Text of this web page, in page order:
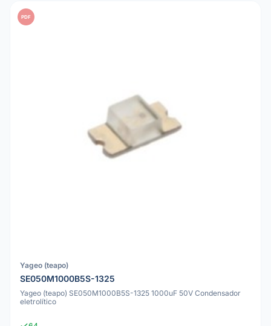
PDF
Yageo (teapo)
SE050M1000B5S-1325
Yageo (teapo) SE050M1000B5S-1325 1000uF 50V Condensador
eletrolítico